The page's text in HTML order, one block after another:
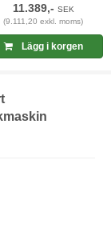
11.389,- SEK
(9.111,20 exkl. moms)
Lägg i korgen